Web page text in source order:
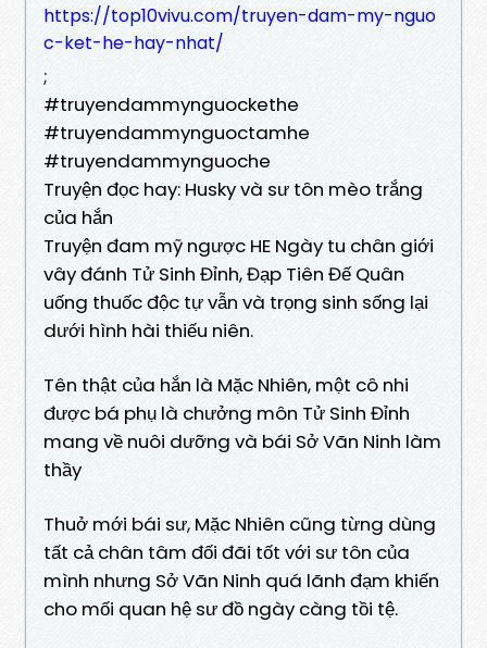
https://top10vivu.com/truyen-dam-my-nguo
c-ket-he-hay-nhat/
;
#truyendammynguockethe
#truyendammynguoctamhe
#truyendammynguoche
Truyện đọc hay: Husky và sư tôn mèo trắng
của hắn
Truyện đam mỹ ngược HE Ngày tu chân giới
vây đánh Tử Sinh Đỉnh, Đạp Tiên Đế Quân
uống thuốc độc tự vẫn và trọng sinh sống lại
dưới hình hài thiếu niên.
Tên thật của hắn là Mặc Nhiên, một cô nhi
được bá phụ là chưởng môn Tử Sinh Đỉnh
mang về nuôi dưỡng và bái Sở Vãn Ninh làm
thầy
Thuở mới bái sư, Mặc Nhiên cũng từng dùng
tất cả chân tâm đối đãi tốt với sư tôn của
mình nhưng Sở Vãn Ninh quá lãnh đạm khiến
cho mối quan hệ sư đồ ngày càng tồi tệ.